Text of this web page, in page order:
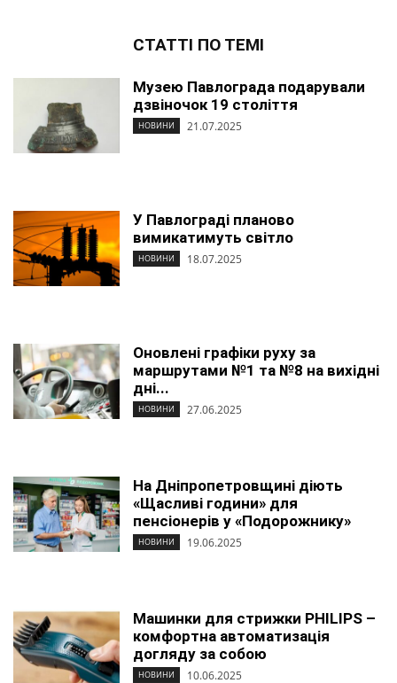
СТАТТІ ПО ТЕМІ
Музею Павлограда подарували
дзвіночок 19 століття
НОВИНИ 21.07.2025
У Павлограді планово
вимикатимуть світло
НОВИНИ 18.07.2025
Оновлені графіки руху за
маршрутами №1 та №8 на вихідні
дні...
НОВИНИ 27.06.2025
На Дніпропетровщині діють
«Щасливі години» для
пенсіонерів у «Подорожнику»
НОВИНИ 19.06.2025
Машинки для стрижки PHILIPS –
комфортна автоматизація
догляду за собою
НОВИНИ 10.06.2025